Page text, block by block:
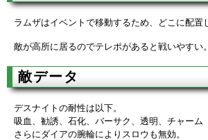
ラムザはイベントで移動するため、どこに配置
敵が高所に居るのでテレポがあると戦いやすい。
敵データ
デスナイトの耐性は以下。
吸血、勧誘、石化、バーサク、透明、チャーム
さらにダイアの腕輪によりスロウも無効。